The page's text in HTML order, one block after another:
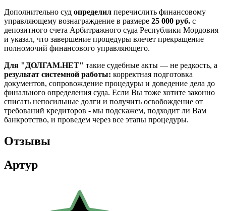
Дополнительно суд определил перечислить финансовому
управляющему вознаграждение в размере 25 000 руб. с
депозитного счета Арбитражного суда Республики Мордовия
и указал, что завершение процедуры влечет прекращение
полномочий финансового управляющего.
Для "ДОЛГАМ.НЕТ" такие судебные акты — не редкость, а
результат системной работы: корректная подготовка
документов, сопровождение процедуры и доведение дела до
финального определения суда. Если Вы тоже хотите законно
списать непосильные долги и получить освобождение от
требований кредиторов - мы подскажем, подходит ли Вам
банкротство, и проведем через все этапы процедуры.
Отзывы
Артур